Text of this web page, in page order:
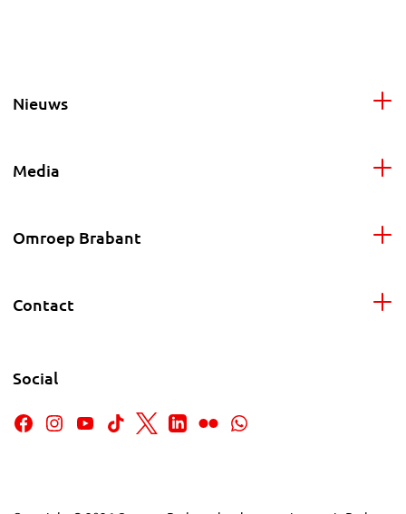
Nieuws
Media
Omroep Brabant
Contact
Social